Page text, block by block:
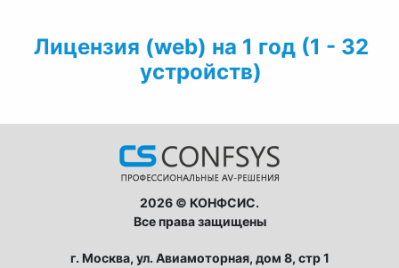
Лицензия (web) на 1 год (1 - 32
устройств)
2026 © КОНФСИС.
Все права защищены
г. Москва, ул. Авиамоторная, дом 8, стр 1